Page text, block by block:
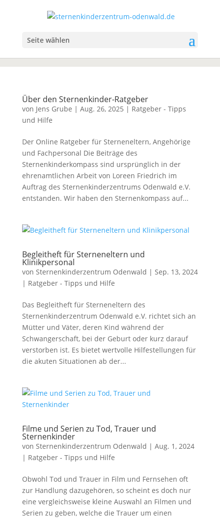
Seite wählen
Über den Sternenkinder-Ratgeber
von Jens Grube | Aug. 26, 2025 | Ratgeber - Tipps
und Hilfe
Der Online Ratgeber für Sterneneltern, Angehörige
und Fachpersonal Die Beiträge des
Sternenkinderkompass sind ursprünglich in der
ehrenamtlichen Arbeit von Loreen Friedrich im
Auftrag des Sternenkinderzentrums Odenwald e.V.
entstanden. Wir haben den Sternenkompass auf...
Begleitheft für Sterneneltern und
Klinikpersonal
von Sternenkinderzentrum Odenwald | Sep. 13, 2024
| Ratgeber - Tipps und Hilfe
Das Begleitheft für Sterneneltern des
Sternenkinderzentrum Odenwald e.V. richtet sich an
Mütter und Väter, deren Kind während der
Schwangerschaft, bei der Geburt oder kurz darauf
verstorben ist. Es bietet wertvolle Hilfestellungen für
die akuten Situationen ab der...
Filme und Serien zu Tod, Trauer und
Sternenkinder
von Sternenkinderzentrum Odenwald | Aug. 1, 2024
| Ratgeber - Tipps und Hilfe
Obwohl Tod und Trauer in Film und Fernsehen oft
zur Handlung dazugehören, so scheint es doch nur
eine vergleichsweise kleine Auswahl an Filmen und
Serien zu geben, welche die Trauer um einen